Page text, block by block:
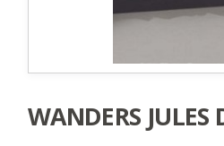
WANDERS